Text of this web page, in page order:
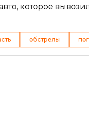
которое
обстрелы